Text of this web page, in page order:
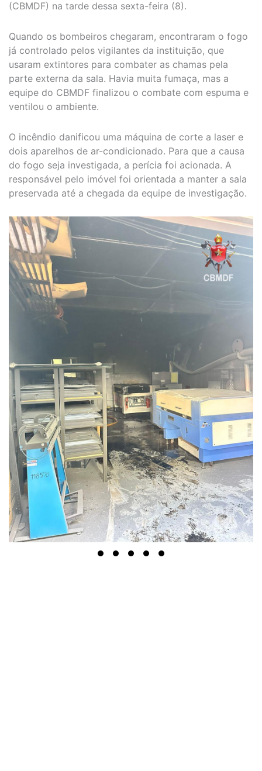
(CBMDF) na tarde dessa sexta-feira (8).
Quando os bombeiros chegaram, encontraram o fogo
já controlado pelos vigilantes da instituição, que
usaram extintores para combater as chamas pela
parte externa da sala. Havia muita fumaça, mas a
equipe do CBMDF finalizou o combate com espuma e
ventilou o ambiente.
O incêndio danificou uma máquina de corte a laser e
dois aparelhos de ar-condicionado. Para que a causa
do fogo seja investigada, a perícia foi acionada. A
responsável pelo imóvel foi orientada a manter a sala
preservada até a chegada da equipe de investigação.